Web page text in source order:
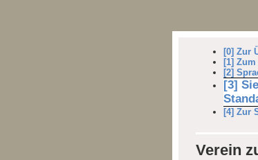
[0] Zur
[1]
[2]
[3]
[4] Zur
Verein